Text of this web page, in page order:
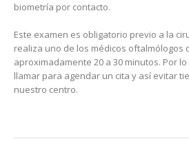
biometría por contacto.
Este examen es obligatorio previo a la
realiza uno de los médicos oftalmólogos
aproximadamente 20 a 30 minutos. Por
llamar para agendar un cita y así evitar
nuestro centro.